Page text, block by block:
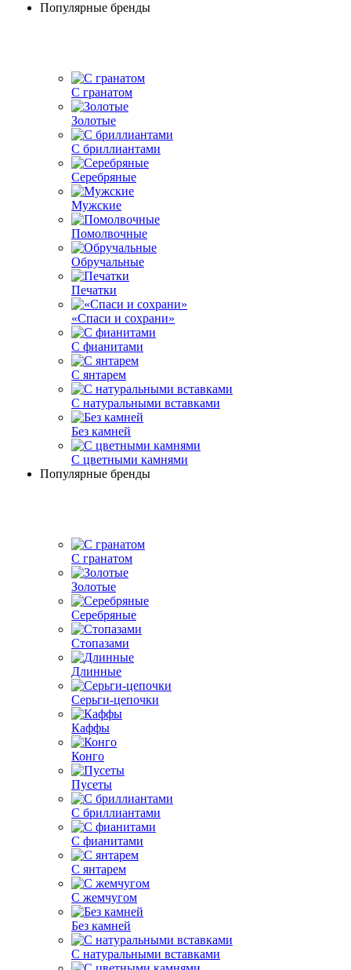
Популярные бренды
С гранатом
Золотые
С бриллиантами
Серебряные
Мужские
Помолвочные
Обручальные
Печатки
«Спаси и сохрани»
С фианитами
С янтарем
С натуральными вставками
Без камней
С цветными камнями
Популярные бренды
С гранатом
Золотые
Серебряные
Стопазами
Длинные
Серьги-цепочки
Каффы
Конго
Пусеты
С бриллиантами
С фианитами
С янтарем
С жемчугом
Без камней
С натуральными вставками